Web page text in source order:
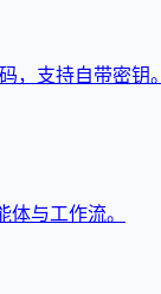
，支持自带密钥。
与工作流。